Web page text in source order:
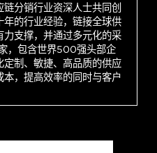
分销行业资深人士共同创
的行业经验，链接全球供
力支撑，并通过多元化的采
，包含世界500强头部企
定制、敏捷、高品质的供应
，提高效率的同时与客户